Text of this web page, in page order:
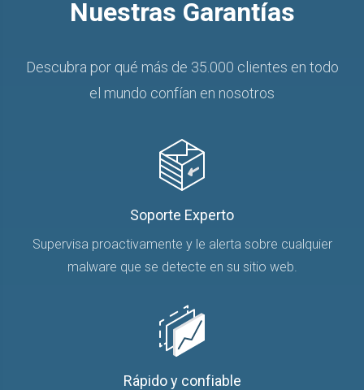
Nuestras Garantías
Descubra por qué más de 35.000 clientes en todo
el mundo confían en nosotros
Soporte Experto
Supervisa proactivamente y le alerta sobre cualquier
malware que se detecte en su sitio web.
Rápido y confiable